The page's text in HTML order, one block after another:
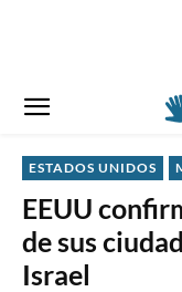
ESTADOS UNIDOS
EEUU
de sus
Israel